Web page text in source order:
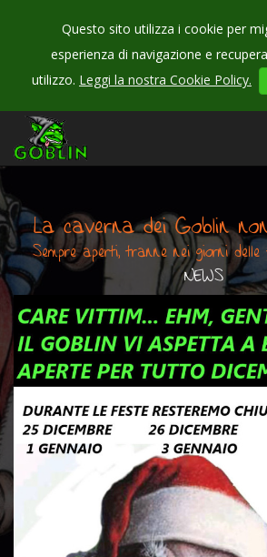
Questo sito utilizza i cookie per
esperienza di navigazione e
utilizzo. Leggi la nostra Cookie Policy.
CHECK
OUR
La caverna dei Goblin
Sempre aperti, tranne nei giorni
NEWS